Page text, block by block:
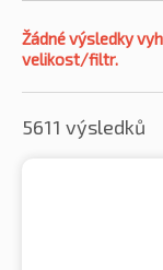
Žádné výsledky
velikost/filtr.
5611 výsledků